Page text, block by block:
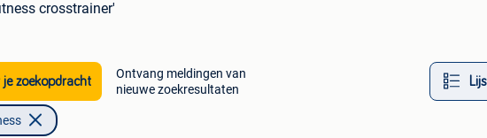
crosstrainer'
je zoekopdracht
Ontvang meldingen van
nieuwe zoekresultaten